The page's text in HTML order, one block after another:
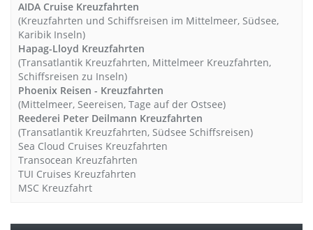
AIDA Cruise Kreuzfahrten
(Kreuzfahrten und Schiffsreisen im Mittelmeer, Südsee,
Karibik Inseln)
Hapag-Lloyd Kreuzfahrten
(Transatlantik Kreuzfahrten, Mittelmeer Kreuzfahrten,
Schiffsreisen zu Inseln)
Phoenix Reisen - Kreuzfahrten
(Mittelmeer, Seereisen, Tage auf der Ostsee)
Reederei Peter Deilmann Kreuzfahrten
(Transatlantik Kreuzfahrten, Südsee Schiffsreisen)
Sea Cloud Cruises Kreuzfahrten
Transocean Kreuzfahrten
TUI Cruises Kreuzfahrten
MSC Kreuzfahrt